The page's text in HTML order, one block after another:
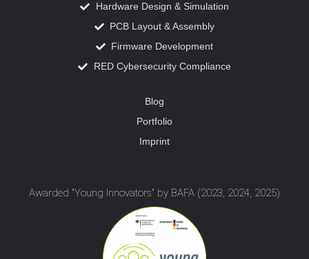
Hardware Design & Simulation
PCB Layout & Assembly
Firmware Development
RED Cybersecurity Compliance
Blog
Portfolio
Imprint
Awarded "Young Innovators" by BAFA (2023, 2024, 2025)